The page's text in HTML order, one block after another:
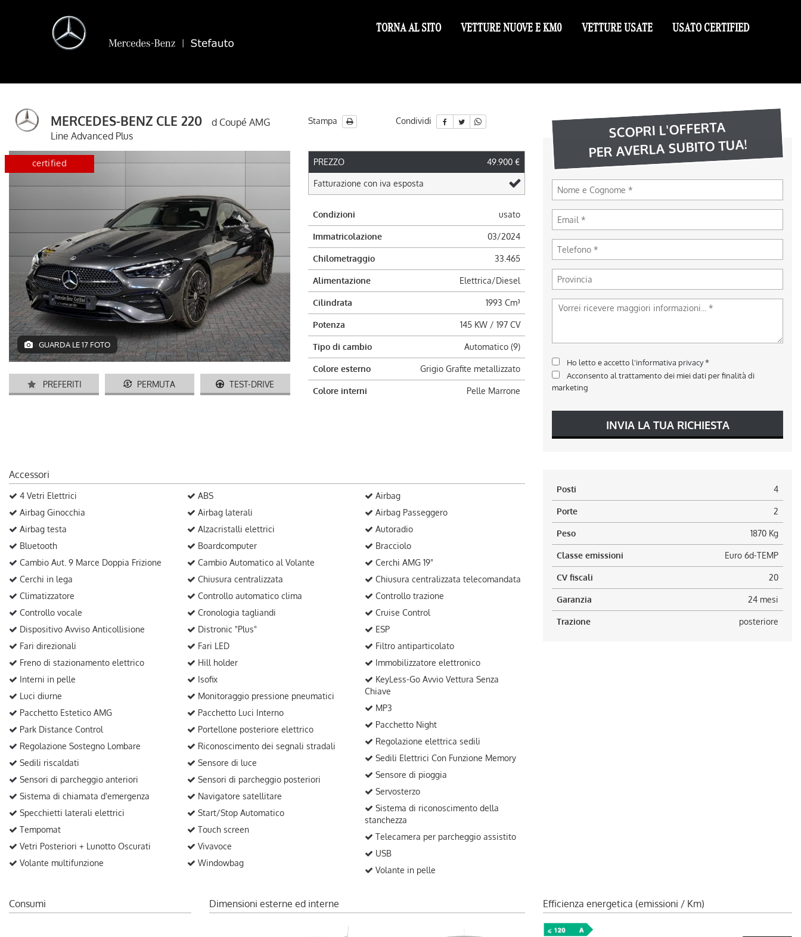
TORNA AL SITO VETTURE NUOVE E KM0 VETTURE USATE USATO CERTIFIED
MERCEDES-BENZ CLE 220
d Coupé AMG
Line Advanced Plus
Stampa Condividi
disponibile certified disponibile
GUARDA LE 17 FOTO
PREFERITI PERMUTA TEST-DRIVE
PREZZO 49.900 €
Fatturazione con iva esposta
Condizioni usato
Immatricolazione 03/2024
Chilometraggio 33.465
Alimentazione Elettrica/Diesel
Cilindrata 1993 Cm³
Potenza 145 KW / 197 CV
Tipo di cambio Automatico (9)
Colore esterno Grigio Grafite metallizzato
Colore interni Pelle Marrone
SCOPRI L'OFFERTA
PER AVERLA SUBITO TUA!
Ho letto e accetto l'informativa privacy*
Acconsento al trattamento dei miei dati per finalità di
marketing
INVIA LA TUA RICHIESTA
Accessori
4 Vetri Elettrici
Airbag Ginocchia
Airbag testa
Bluetooth
Cambio Aut. 9 Marce Doppia Frizione
Cerchi in lega
Climatizzatore
Controllo vocale
Dispositivo Avviso Anticollisione
Fari direzionali
Freno di stazionamento elettrico
Interni in pelle
Luci diurne
Pacchetto Estetico AMG
Park Distance Control
Regolazione Sostegno Lombare
Sedili riscaldati
Sensori di parcheggio anteriori
Sistema di chiamata d'emergenza
Specchietti laterali elettrici
Tempomat
Vetri Posteriori + Lunotto Oscurati
Volante multifunzione
ABS
Airbag laterali
Alzacristalli elettrici
Boardcomputer
Cambio Automatico al Volante
Chiusura centralizzata
Controllo automatico clima
Cronologia tagliandi
Distronic "Plus"
Fari LED
Hill holder
Isofix
Monitoraggio pressione pneumatici
Pacchetto Luci Interno
Portellone posteriore elettrico
Riconoscimento dei segnali stradali
Sensore di luce
Sensori di parcheggio posteriori
Navigatore satellitare
Start/Stop Automatico
Touch screen
Vivavoce
Windowbag
Airbag
Airbag Passeggero
Autoradio
Bracciolo
Cerchi AMG 19"
Chiusura centralizzata telecomandata
Controllo trazione
Cruise Control
ESP
Filtro antiparticolato
Immobilizzatore elettronico
KeyLess-Go Avvio Vettura Senza
Chiave
MP3
Pacchetto Night
Regolazione elettrica sedili
Sedili Elettrici Con Funzione Memory
Sensore di pioggia
Servosterzo
Sistema di riconoscimento della
stanchezza
Telecamera per parcheggio assistito
USB
Volante in pelle
Posti 4
Porte 2
Peso 1870 Kg
Classe emissioni Euro 6d-TEMP
CV fiscali 20
Garanzia 24 mesi
Trazione posteriore
Consumi Dimensioni esterne ed interne Efficienza energetica (emissioni / Km)